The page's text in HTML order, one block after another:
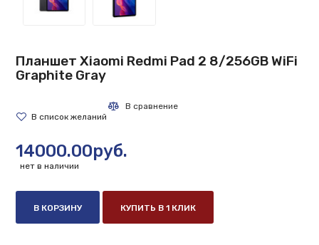
Планшет Xiaomi Redmi Pad 2 8/256GB WiFi
Graphite Gray
14000.00руб.
нет в наличии
В КОРЗИНУ КУПИТЬ В 1 КЛИК